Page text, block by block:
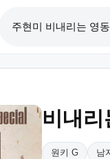
비내
원키 G 남